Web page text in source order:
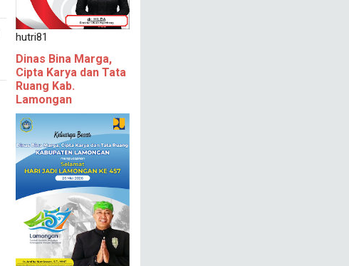
hutri81
Dinas Bina Marga,
Cipta Karya dan Tata
Ruang Kab.
Lamongan